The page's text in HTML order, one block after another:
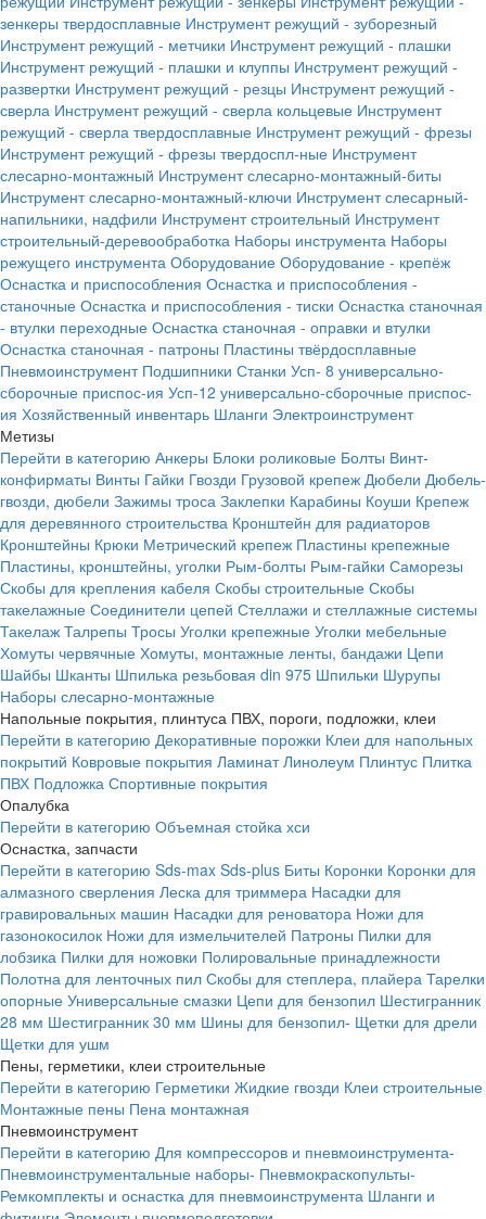
зенкеры твердосплавные Инструмент режущий - зуборезный
Инструмент режущий - метчики Инструмент режущий - плашки
Инструмент режущий - плашки и клуппы Инструмент режущий -
развертки Инструмент режущий - резцы Инструмент режущий -
сверла Инструмент режущий - сверла кольцевые Инструмент
режущий - сверла твердосплавные Инструмент режущий - фрезы
Инструмент режущий - фрезы твердоспл-ные Инструмент
слесарно-монтажный Инструмент слесарно-монтажный-биты
Инструмент слесарно-монтажный-ключи Инструмент слесарный-
напильники, надфили Инструмент строительный Инструмент
строительный-деревообработка Наборы инструмента Наборы
режущего инструмента Оборудование Оборудование - крепёж
Оснастка и приспособления Оснастка и приспособления -
станочные Оснастка и приспособления - тиски Оснастка станочная
- втулки переходные Оснастка станочная - оправки и втулки
Оснастка станочная - патроны Пластины твёрдосплавные
Пневмоинструмент Подшипники Станки Усп- 8 универсально-
сборочные приспос-ия Усп-12 универсально-сборочные приспос-
ия Хозяйственный инвентарь Шланги Электроинструмент
Метизы
Перейти в категорию Анкеры Блоки роликовые Болты Винт-
конфирматы Винты Гайки Гвозди Грузовой крепеж Дюбели Дюбель-
гвозди, дюбели Зажимы троса Заклепки Карабины Коуши Крепеж
для деревянного строительства Кронштейн для радиаторов
Кронштейны Крюки Метрический крепеж Пластины крепежные
Пластины, кронштейны, уголки Рым-болты Рым-гайки Саморезы
Скобы для крепления кабеля Скобы строительные Скобы
такелажные Соединители цепей Стеллажи и стеллажные системы
Такелаж Талрепы Тросы Уголки крепежные Уголки мебельные
Хомуты червячные Хомуты, монтажные ленты, бандажи Цепи
Шайбы Шканты Шпилька резьбовая din 975 Шпильки Шурупы
Наборы слесарно-монтажные
Напольные покрытия, плинтуса ПВХ, пороги, подложки, клеи
Перейти в категорию Декоративные порожки Клеи для напольных
покрытий Ковровые покрытия Ламинат Линолеум Плинтус Плитка
ПВХ Подложка Спортивные покрытия
Опалубка
Перейти в категорию Объемная стойка хси
Оснастка, запчасти
Перейти в категорию Sds-max Sds-plus Биты Коронки Коронки для
алмазного сверления Леска для триммера Насадки для
гравировальных машин Насадки для реноватора Ножи для
газонокосилок Ножи для измельчителей Патроны Пилки для
лобзика Пилки для ножовки Полировальные принадлежности
Полотна для ленточных пил Скобы для степлера, плайера Тарелки
опорные Универсальные смазки Цепи для бензопил Шестигранник
28 мм Шестигранник 30 мм Шины для бензопил- Щетки для дрели
Щетки для ушм
Пены, герметики, клеи строительные
Перейти в категорию Герметики Жидкие гвозди Клеи строительные
Монтажные пены Пена монтажная
Пневмоинструмент
Перейти в категорию Для компрессоров и пневмоинструмента-
Пневмоинструментальные наборы- Пневмокраскопульты-
Ремкомплекты и оснастка для пневмоинструмента Шланги и